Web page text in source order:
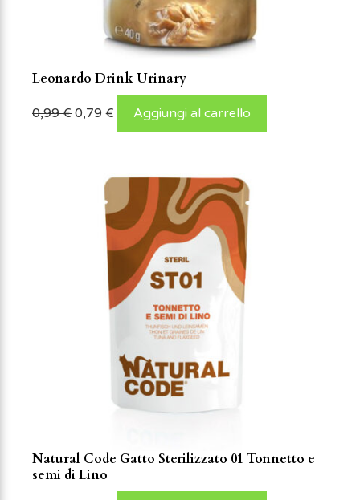
Leonardo Drink Urinary
0,99€ 0,79 € Aggiungi al carrello
Natural Code Gatto Sterilizzato 01 Tonnetto e
semi di Lino